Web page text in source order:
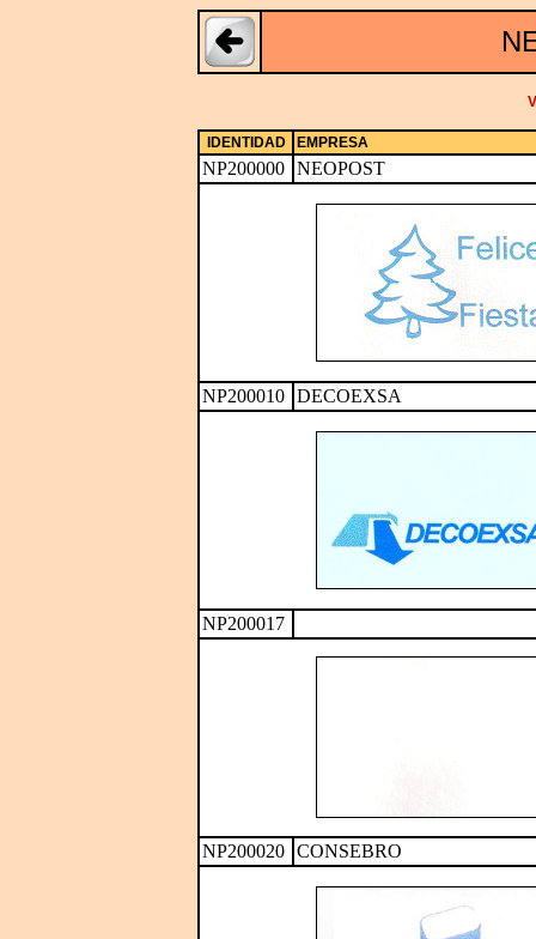
IDENTIDAD EMPRESA
NP200000 NEOPOST
NP200010 DECOEXSA
NP200017
NP200020 CONSEBRO